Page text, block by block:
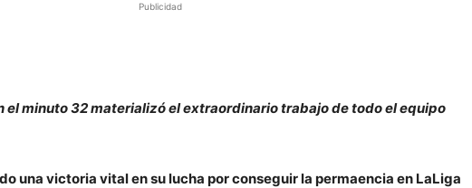
Publicidad
el minuto 32 materializó el extraordinario trabajo de todo el equipo
una victoria vital en su lucha por conseguir la permaencia en LaLiga